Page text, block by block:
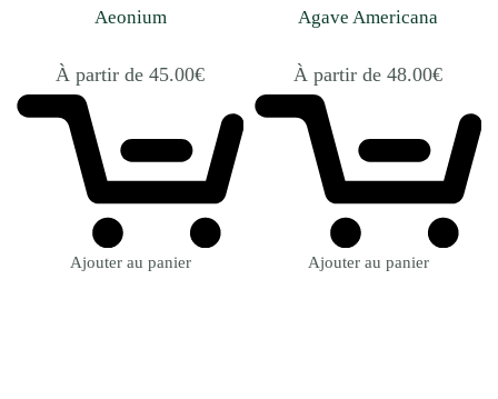
Aeonium
À partir de 45.00€
Ajouter au panier
Agave Americana
À partir de 48.00€
Ajouter au panier